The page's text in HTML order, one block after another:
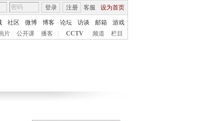
客服 设为首页
登录 注册
社区 微博 博客 论坛 访谈 邮箱
游戏
片
公开课 播客 CCTV 频道 栏目